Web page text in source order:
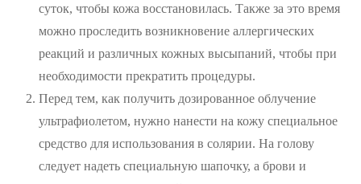
суток, чтобы кожа восстановилась. Также за это время
можно проследить возникновение аллергических
реакций и различных кожных высыпаний, чтобы при
необходимости прекратить процедуры.
Перед тем, как получить дозированное облучение
ультрафиолетом, нужно нанести на кожу специальное
средство для использования в солярии. На голову
следует надеть специальную шапочку, а брови и